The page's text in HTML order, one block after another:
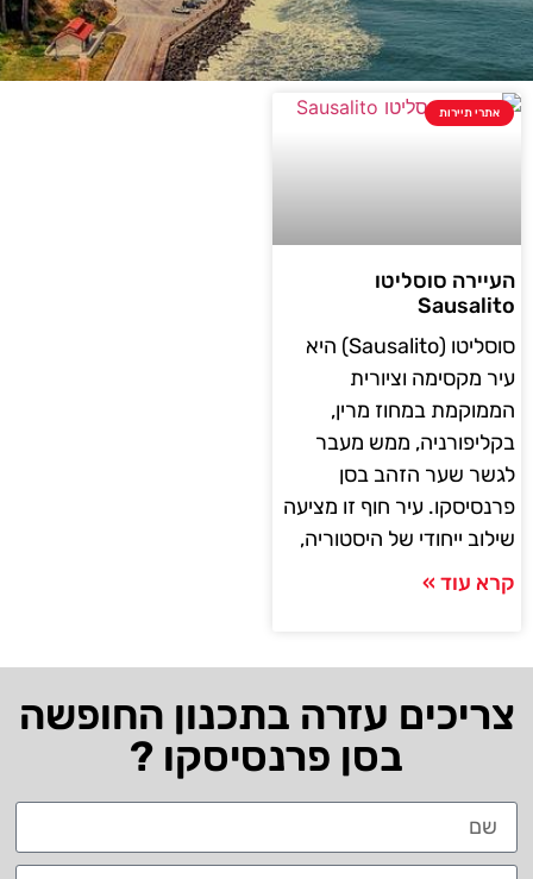
אתרי תיירות
העיירה סוסליטו
Sausalito
סוסליטו (Sausalito) היא
עיר מקסימה וציורית
הממוקמת במחוז מרין,
בקליפורניה, ממש מעבר
לגשר שער הזהב בסן
פרנסיסקו. עיר חוף זו מציעה
שילוב ייחודי של היסטוריה,
קרא עוד »
צריכים עזרה בתכנון החופשה
בסן פרנסיסקו ?